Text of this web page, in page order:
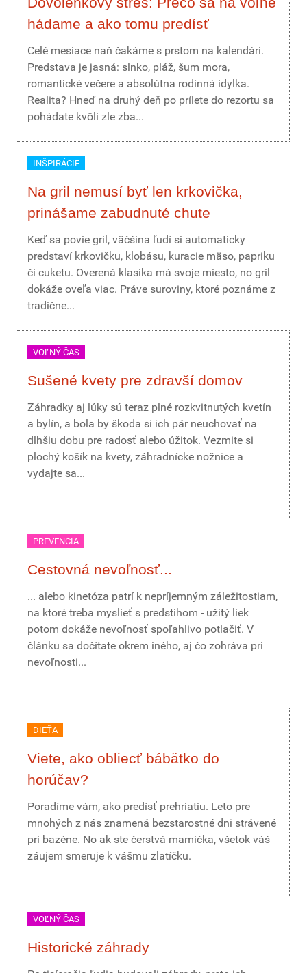
hádame a ako tomu predísť
Celé mesiace naň čakáme s prstom na kalendári.
Predstava je jasná: slnko, pláž, šum mora,
romantické večere a absolútna rodinná idylka.
Realita? Hneď na druhý deň po prílete do rezortu sa
pohádate kvôli zle zba...
INŠPIRÁCIE
Na gril nemusí byť len krkovička,
prinášame zabudnuté chute
Keď sa povie gril, väčšina ľudí si automaticky
predstaví krkovičku, klobásu, kuracie mäso, papriku
či cuketu. Overená klasika má svoje miesto, no gril
dokáže oveľa viac. Práve suroviny, ktoré poznáme z
tradične...
VOĽNÝ ČAS
Sušené kvety pre zdravší domov
Záhradky aj lúky sú teraz plné rozkvitnutých kvetín
a bylín, a bola by škoda si ich pár neuchovať na
dlhšiu dobu pre radosť alebo úžitok. Vezmite si
plochý košík na kvety, záhradnícke nožnice a
vydajte sa...
PREVENCIA
Cestovná nevoľnosť...
... alebo kinetóza patrí k nepríjemným záležitostiam,
na ktoré treba myslieť s predstihom - užitý liek
potom dokáže nevoľnosť spoľahlivo potlačiť. V
článku sa dočítate okrem iného, aj čo zohráva pri
nevoľnosti...
DIEŤA
Viete, ako obliecť bábätko do
horúčav?
Poradíme vám, ako predísť prehriatiu. Leto pre
mnohých z nás znamená bezstarostné dni strávené
pri bazéne. No ak ste čerstvá mamička, všetok váš
záujem smeruje k vášmu zlatíčku.
VOĽNÝ ČAS
Historické záhrady